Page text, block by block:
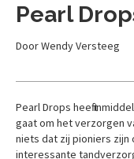
Pearl
Door Wendy Versteeg
Pearl Drops heeft
gaat om het verzorgen
niets dat zij pioniers zijn
interessante